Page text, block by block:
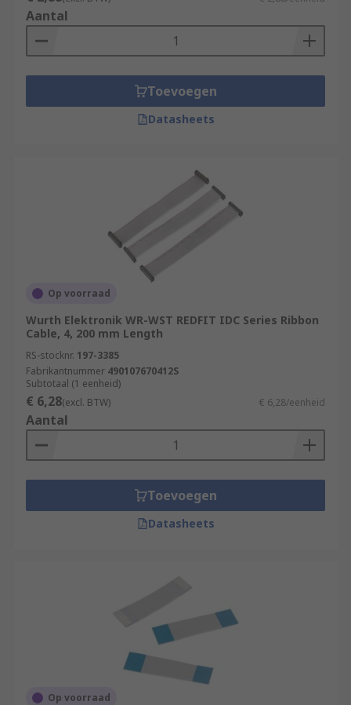
Aantal
Toevoegen
Datasheets
Op voorraad
Wurth Elektronik WR-WST REDFIT IDC Series Ribbon
Cable, 4, 200 mm Length
RS-stocknr. 197-3385
Fabrikantnummer 490107670412S
Subtotaal (1 eenheid)
€ 6,28(excl. BTW) € 6,28/eenheid
Aantal
Toevoegen
Datasheets
Op voorraad